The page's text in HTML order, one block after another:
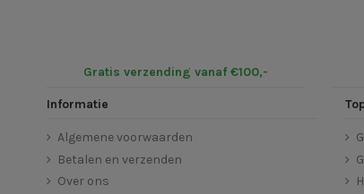
Gratis verzending vanaf €100,-
Informatie
Algemene voorwaarden
Betalen en verzenden
Over ons